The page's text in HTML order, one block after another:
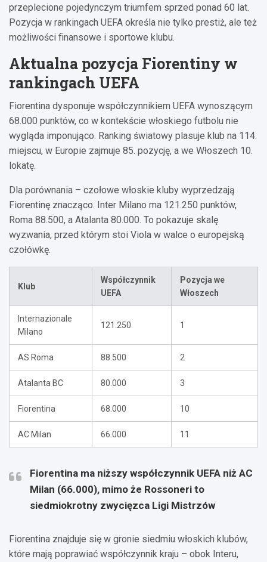
przeplecione pojedynczym triumfem sprzed ponad 60 lat.
Pozycja w rankingach UEFA określa nie tylko prestiż, ale też
możliwości finansowe i sportowe klubu.
Aktualna pozycja Fiorentiny w
rankingach UEFA
Fiorentina dysponuje współczynnikiem UEFA wynoszącym
68.000 punktów, co w kontekście włoskiego futbolu nie
wygląda imponująco. Ranking światowy plasuje klub na 114.
miejscu, w Europie zajmuje 85. pozycję, a we Włoszech 10.
lokatę.
Dla porównania – czołowe włoskie kluby wyprzedzają
Fiorentinę znacząco. Inter Milano ma 121.250 punktów,
Roma 88.500, a Atalanta 80.000. To pokazuje skalę
wyzwania, przed którym stoi Viola w walce o europejską
czołówkę.
Klub
Współczynnik
UEFA
Pozycja we
Włoszech
Internazionale
Milano
121.250 1
AS Roma 88.500 2
Atalanta BC 80.000 3
Fiorentina 68.000 10
AC Milan 66.000 11
Fiorentina ma niższy współczynnik UEFA niż AC
Milan (66.000), mimo że Rossoneri to
siedmiokrotny zwycięzca Ligi Mistrzów
Fiorentina znajduje się w gronie siedmiu włoskich klubów,
które mają poprawiać współczynnik kraju – obok Interu,